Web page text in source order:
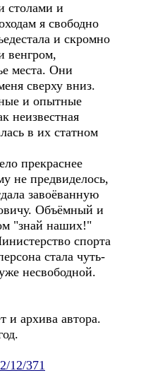
столами и
я свободно
и скромно
венгром,
места. Они
сверху вниз.
и опытные
неизвестная
в их статном
прекраснее
не предвиделось,
завоёванную
Объёмный и
"знай наших!"
спорта
стала чуть-
несвободной.
архива автора.
12/371